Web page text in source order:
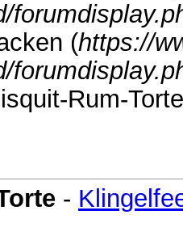
(https://
Rum-
-